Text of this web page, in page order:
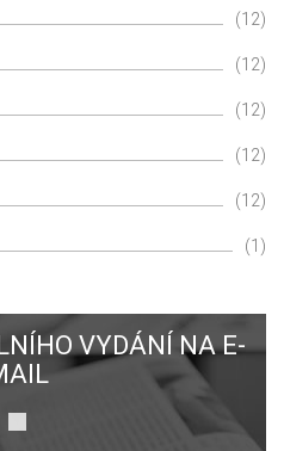
(12)
(12)
(12)
(12)
(12)
(1)
VYDÁNÍ NA E-